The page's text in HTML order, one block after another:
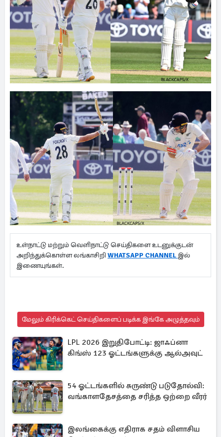
உள்நாட்டு மற்றும் வெளிநாட்டு செய்திகளை உடனுக்குடன்
அறிந்துக்கொள்ள லங்காசிறி WHATSAPP CHANNEL இல்
இணையுங்கள்.
மேலும் கிரிக்கெட் செய்திகளைப் படிக்க இங்கே அழுத்தவும்
LPL 2026 இறுதிபோட்டி: ஜாஃப்னா
கிங்ஸ் 123 ஓட்டங்களுக்கு ஆல்அவுட்
54 ஓட்டங்களில் சுருண்டு படுதோல்வி:
வங்காளதேசத்தை சரித்த ஒற்றை வீரர்
இலங்கைக்கு எதிராக சதம் விளாசிய